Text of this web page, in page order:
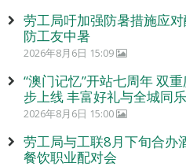
劳工局吁加强防暑措施应
防工友中暑
2026年8月6日 15:09
“澳门记忆”开站七周年 双
步上线 丰富好礼与全城同乐
2026年8月6日 15:00
劳工局与工联8月下旬合办
餐饮职业配对会